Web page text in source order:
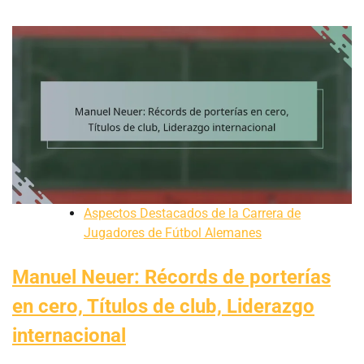
Aspectos Destacados de la Carrera de
Jugadores de Fútbol Alemanes
Manuel Neuer: Récords de porterías
en cero, Títulos de club, Liderazgo
internacional